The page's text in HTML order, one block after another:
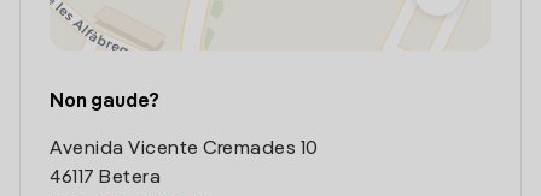
Non gaude?
Avenida Vicente Cremades 10
46117 Betera